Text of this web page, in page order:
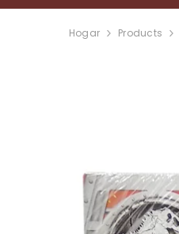
Hogar Products